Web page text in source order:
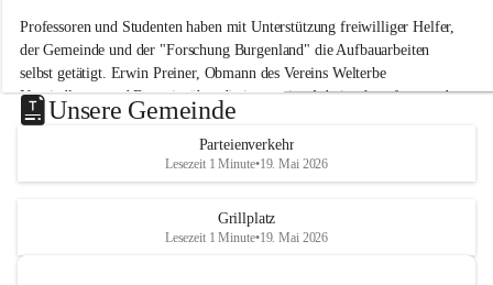
Professoren und Studenten haben mit Unterstützung freiwilliger Helfer,
der Gemeinde und der "Forschung Burgenland" die Aufbauarbeiten
selbst getätigt. Erwin Preiner, Obmann des Vereins Welterbe
Neusiedlersee und Bgm. ist über die innovative Arbeit sehr erfreut und
hofft auf baldige praktische Anwendung der Forschungsergebnisse.
Gerade in Zeiten des Klimawandels ist jede technologische Innovation
wichtig!
Unsere Gemeinde
Parteienverkehr
Lesezeit 1 Minute•19. Mai 2026
Grillplatz
Lesezeit 1 Minute•19. Mai 2026